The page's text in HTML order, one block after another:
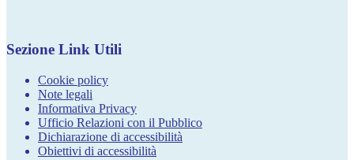
Sezione Link Utili
Cookie policy
Note legali
Informativa Privacy
Ufficio Relazioni con il Pubblico
Dichiarazione di accessibilità
Obiettivi di accessibilità